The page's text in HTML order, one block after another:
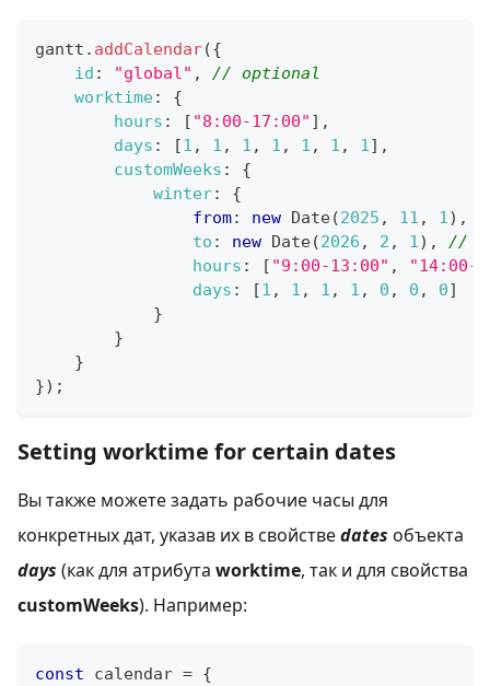
gantt . addCalendar({
id : "global" ,
// optional
worktime:
{
hours : [ "8:00-17:00" ] ,
days : [1 , 1 , 1 , 1 , 1 , 1 , 1] ,
customWeeks :
{
winter:
{
from: new Date(2025 , 11 , 1) ,
to : new Date(2026 , 2 , 1) ,
// 1
hours : [ "9:00-13:00" ,
"14:00-
days : [1 , 1 , 1 , 1 , 0 , 0 , 0]
}
}
}
}) ;
Setting worktime for certain dates
Вы также можете задать рабочие часы для
конкретных дат, указав их в свойствеdates объекта
days (как для атрибута worktime, так и для свойства
customWeeks). Например:
const calendar = {